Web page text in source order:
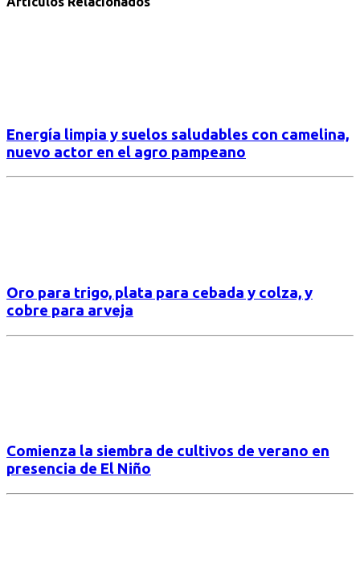
Energía limpia y suelos saludables con camelina,
nuevo actor en el agro pampeano
Oro para trigo, plata para cebada y colza, y
cobre para arveja
Comienza la siembra de cultivos de verano en
presencia de El Niño